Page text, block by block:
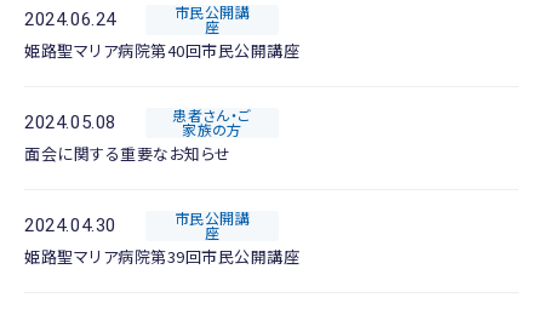
2024.06.24 市民公開講
座
姫路聖マリア病院第40回市民公開講座
2024.05.08 患者さん・ご
家族の方
面会に関する重要なお知らせ
2024.04.30 市民公開講
座
姫路聖マリア病院第39回市民公開講座